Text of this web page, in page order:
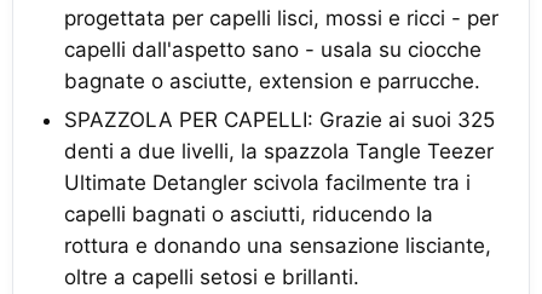
progettata per capelli lisci, mossi e ricci - per
capelli dall'aspetto sano - usala su ciocche
bagnate o asciutte, extension e parrucche.
SPAZZOLA PER CAPELLI: Grazie ai suoi 325
denti a due livelli, la spazzola Tangle Teezer
Ultimate Detangler scivola facilmente tra i
capelli bagnati o asciutti, riducendo la
rottura e donando una sensazione lisciante,
oltre a capelli setosi e brillanti.